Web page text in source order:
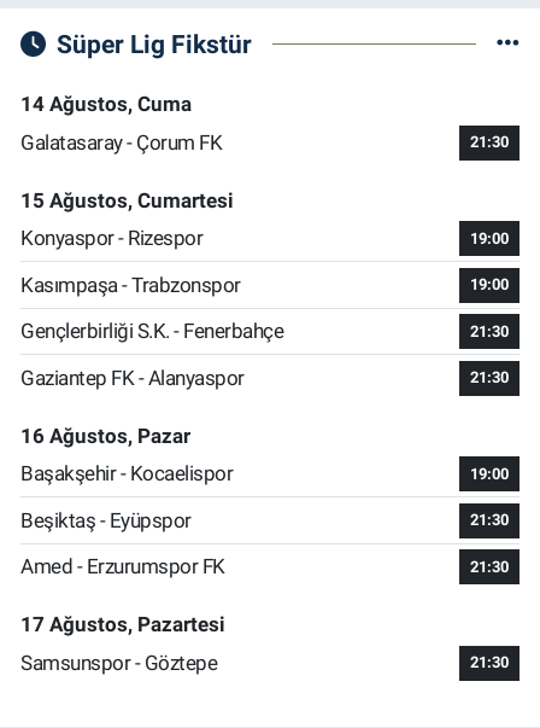
Süper Lig Fikstür
14 Ağustos, Cuma
Galatasaray - Çorum FK
21:30
15 Ağustos, Cumartesi
Konyaspor - Rizespor
19:00
Kasımpaşa - Trabzonspor 19:00
Gençlerbirliği S.K. - Fenerbahçe 21:30
Gaziantep FK - Alanyaspor 21:30
16 Ağustos, Pazar
Başakşehir - Kocaelispor
19:00
Beşiktaş - Eyüpspor 21:30
Amed - Erzurumspor FK 21:30
17 Ağustos, Pazartesi
Samsunspor - Göztepe
21:30